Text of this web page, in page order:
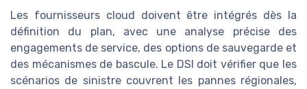
Les fournisseurs cloud doivent être intégrés dès la
définition du plan, avec une analyse précise des
engagements de service, des options de sauvegarde et
des mécanismes de bascule. Le DSI doit vérifier que les
scénarios de sinistre couvrent les pannes régionales,